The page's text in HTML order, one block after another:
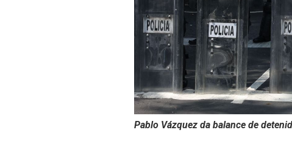
Pablo Vázquez da balance de